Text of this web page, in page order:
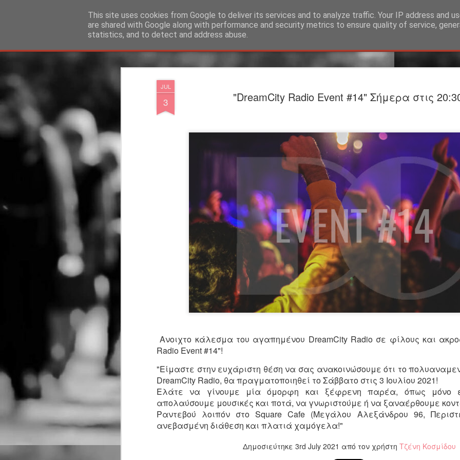
JUL
3 "DreamCity Radio Event #14" Σήμερα στις
Ανοιχτο κάλεσμα του αγαπημένου DreamCity Radio σε φίλους και
Radio Event #14"!
"Είμαστε στην ευχάριστη θέση να σας ανακοινώσουμε ότι το
DreamCity Radio, θα πραγματοποιηθεί το Σάββατο στις 3 Ιουλίου 2021!
Ελάτε να γίνουμε μία όμορφη και ξέφρενη παρέα, όπως μόνο
απολαύσουμε μουσικές και ποτά, να γνωριστούμε ή να ξαναέρθουμε
Ραντεβού λοιπόν στο Square Cafe (Μεγάλου Αλεξάνδρου 96,
ανεβασμένη διάθεση και πλατιά χαμόγελα!"
Δημοσιεύτηκε 3rd July 2021 από τον χρήστη Τζένη Κοσμίδου
This site uses cookies from Google to deliver its services and to analyze traffic. Your IP address and
are shared with Google along with performance and security metrics to ensure quality of service,
statistics, and to detect and address abuse.
"Ερασιτέχνες Άνθρωποι"
24
ΤΟ
Σκηνοθεσία-Ερμηνεία:
ΕΡΜΗΝΕΥΟΥΝ Άνθρωπος
Λίζα: Βασιλίνα Κατερίνη
ΣΥΝΤΕΛΕΣΤEΣ
Φωτισμοί: Στέργιος
Θέασις Βοηθός
Φωτογραφίες: Γιώργος
Τα τραγούδια της
Επικοινωνία: Άντζυ
ΠΡΟΣΒΑΣΗ Σταθμός
ΠΑΡΑΣΤΑΣΕΙΣ Πρεμιέρα
21:00 & Τετάρτη στις 18:00
ΔΙΑΡΚΕΙΑ 75' (χωρίς
65/εκπαιδευτικοί/
Προπώληση εισιτηρίων :